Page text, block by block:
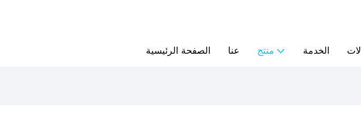
الصفحة الرئيسية عنا منتج الخدمة